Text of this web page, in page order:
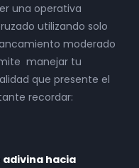
una operativa
utilizando solo
moderado
manejar tu
que presente el
recordar:
adivina hacia